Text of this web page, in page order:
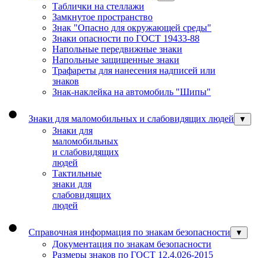
Таблички на стеллажи
Замкнутое пространство
Знак "Опасно для окружающей среды"
Знаки опасности по ГОСТ 19433-88
Напольные передвижные знаки
Напольные защищенные знаки
Трафареты для нанесения надписей или
знаков
Знак-наклейка на автомобиль "Шипы"
Знаки для маломобильных и слабовидящих людей ▼
Знаки для
маломобильных
и слабовидящих
людей
Тактильные
знаки для
слабовидящих
людей
Справочная информация по знакам безопасности ▼
Документация по знакам безопасности
Размеры знаков по ГОСТ 12.4.026-2015